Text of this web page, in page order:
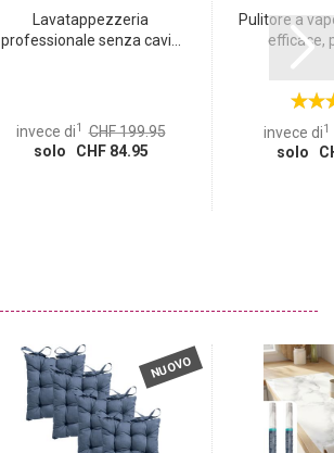
Lavatappezzeria
professionale senza cavi...
invece di1 CHF 199.95
solo CHF 84.95
Pulitore a
efficace,
invece di1
solo
NUOVO